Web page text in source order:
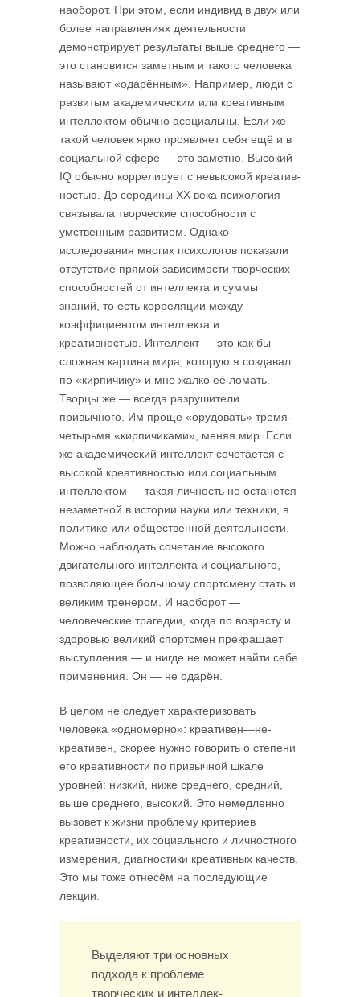
наоборот. При этом, если индивид в двух или
более направлениях деятельности
демонстрирует результаты выше среднего —
это становится заметным и такого человека
называют «одарённым». Например, люди с
развитым академическим или креативным
интеллектом обычно асоци­альны. Если же
такой человек ярко проявляет себя ещё и в
социальной сфере — это заметно. Высокий
IQ обычно коррелирует с невысокой креатив­
ностью. До середины ХХ века психология
связывала творческие способности с
умственным развитием. Однако
исследования многих психологов показали
отсутствие прямой зависимости творческих
способностей от интеллекта и суммы
знаний, то есть корреляции между
коэффициентом интеллекта и
креативностью. Интеллект — это как бы
сложная картина мира, которую я создавал
по «кирпи­чику» и мне жалко её ломать.
Творцы же — всегда разрушители
привычного. Им проще «орудовать» тремя-
четырьмя «кирпичиками», меняя мир. Если
же академический интеллект сочетается с
высокой креативностью или социальным
интеллектом — такая личность не останется
незаметной в истории науки или техники, в
политике или общественной деятельности.
Можно наблюдать сочета­ние высокого
двигательного интеллекта и социального,
позволяющее большому спортсмену стать и
великим тренером. И наоборот —
человеческие трагедии, когда по возрасту и
здоровью великий спортсмен прекращает
выступления — и нигде не может найти себе
применения. Он — не одарён.
В целом не следует характеризовать
человека «одномерно»: креативен—не­
креативен, скорее нужно говорить о степени
его креативности по привычной шкале
уровней: низкий, ниже среднего, средний,
выше среднего, высокий. Это немедленно
вызовет к жизни проблему критериев
креативности, их социального и личностного
измерения, диагностики креативных качеств.
Это мы тоже отне­сём на последующие
лекции.
Выделяют три основных
подхода к проблеме
творческих и интеллек­